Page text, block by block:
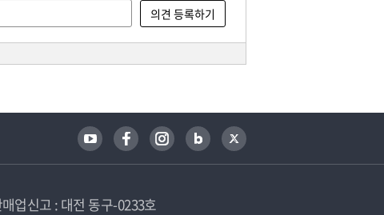
업신고 : 대전 동구-0233호